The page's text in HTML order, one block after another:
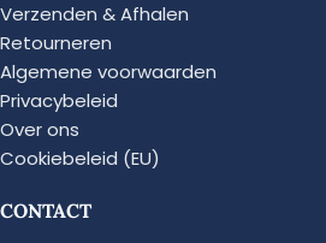
Verzenden & Afhalen
Retourneren
Algemene voorwaarden
Privacybeleid
Over ons
Cookiebeleid (EU)
CONTACT